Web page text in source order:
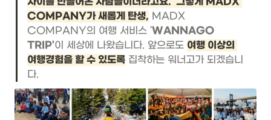
COMPANY가 새롭게 탄생, MADX
COMPANY의 여행 서비스 'WANNAGO
TRIP'이 세상에 나왔습니다. 앞으로도 여행 이상의
여행경험을 할 수 있도록 집착하는 워너고가 되겠습니
다.